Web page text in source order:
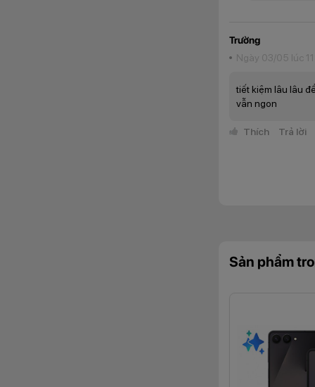
Máy đi kèm
cũng được cài
bảo mật trong 7
Trường
Ngày 03/05 lúc
tiết kiệm lâu lâu
vẫn ngon
Thích Trả lời
Sản phẩm